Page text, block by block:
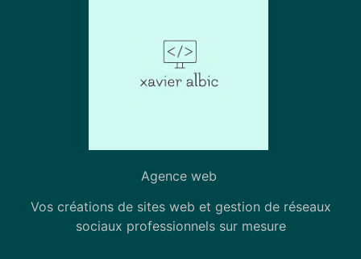
Agence web
Vos créations de sites web et gestion de réseaux
sociaux professionnels sur mesure